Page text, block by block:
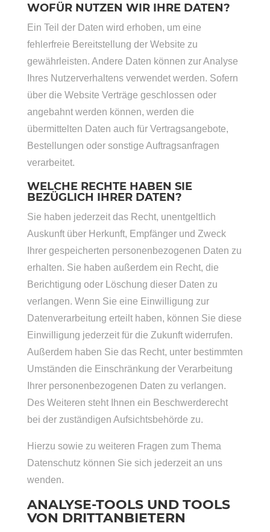
WOFÜR NUTZEN WIR IHRE DATEN?
Ein Teil der Daten wird erhoben, um eine
fehlerfreie Bereitstellung der Website zu
gewährleisten. Andere Daten können zur Analyse
Ihres Nutzerverhaltens verwendet werden. Sofern
über die Website Verträge geschlossen oder
angebahnt werden können, werden die
übermittelten Daten auch für Vertragsangebote,
Bestellungen oder sonstige Auftragsanfragen
verarbeitet.
WELCHE RECHTE HABEN SIE
BEZÜGLICH IHRER DATEN?
Sie haben jederzeit das Recht, unentgeltlich
Auskunft über Herkunft, Empfänger und Zweck
Ihrer gespeicherten personenbezogenen Daten zu
erhalten. Sie haben außerdem ein Recht, die
Berichtigung oder Löschung dieser Daten zu
verlangen. Wenn Sie eine Einwilligung zur
Datenverarbeitung erteilt haben, können Sie diese
Einwilligung jederzeit für die Zukunft widerrufen.
Außerdem haben Sie das Recht, unter bestimmten
Umständen die Einschränkung der Verarbeitung
Ihrer personenbezogenen Daten zu verlangen.
Des Weiteren steht Ihnen ein Beschwerderecht
bei der zuständigen Aufsichtsbehörde zu.
Hierzu sowie zu weiteren Fragen zum Thema
Datenschutz können Sie sich jederzeit an uns
wenden.
ANALYSE-TOOLS UND TOOLS
VON DRITT­ANBIETERN